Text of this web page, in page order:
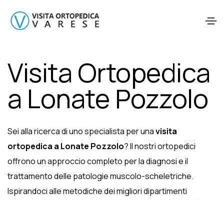
Visita Ortopedica
a Lonate Pozzolo
Sei alla ricerca di uno specialista per unavisita
ortopedica a Lonate Pozzolo? Il nostri ortopedici
offrono un approccio completo per la diagnosi e il
trattamento delle patologie muscolo-scheletriche.
Ispirandoci alle metodiche dei migliori dipartimenti